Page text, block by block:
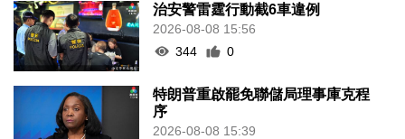
治安警雷霆行動截6車違例
2026-08-08 15:56
344
0
特朗普重啟罷免聯儲局理事庫克程
序
2026-08-08 15:39